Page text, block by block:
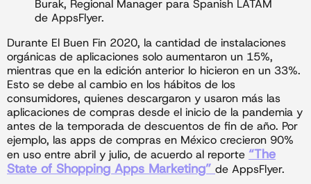
Burak, Regional Manager para Spanish LATAM
de AppsFlyer.
Durante El Buen Fin 2020, la cantidad de instalaciones
orgánicas de aplicaciones solo aumentaron un 15%,
mientras que en la edición anterior lo hicieron en un 33%.
Esto se debe al cambio en los hábitos de los
consumidores, quienes descargaron y usaron más las
aplicaciones de compras desde el inicio de la pandemia y
antes de la temporada de descuentos de fin de año. Por
ejemplo, las apps de compras en México crecieron 90%
en uso entre abril y julio, de acuerdo al reporte “The
State of Shopping Apps Marketing” de AppsFlyer.